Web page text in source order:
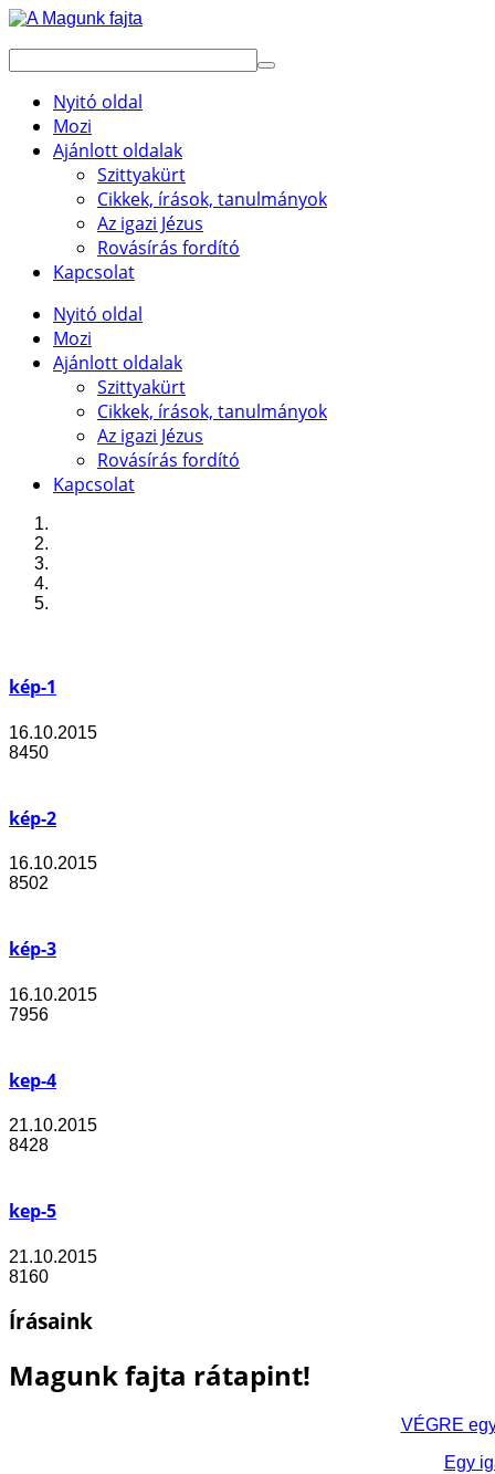
Nyitó oldal
Mozi
Ajánlott oldalak
Szittyakürt
Cikkek, írások, tanulmányok
Az igazi Jézus
Rovásírás fordító
Kapcsolat
Nyitó oldal
Mozi
Ajánlott oldalak
Szittyakürt
Cikkek, írások, tanulmányok
Az igazi Jézus
Rovásírás fordító
Kapcsolat
kép-1
16.10.2015
8450
kép-2
16.10.2015
8502
kép-3
16.10.2015
7956
kep-4
21.10.2015
8428
kep-5
21.10.2015
8160
Írásaink
Magunk fajta rátapint!
VÉGRE
Egy